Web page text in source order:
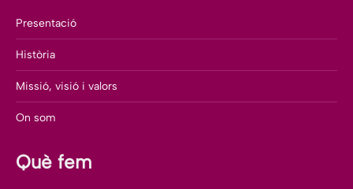
Presentació
Història
Missió, visió i valors
On som
Què fem